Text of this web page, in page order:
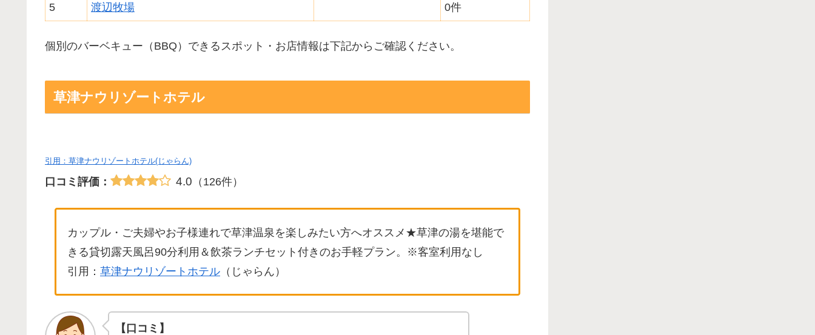
5 渡辺牧場 0件
個別のバーベキュー（BBQ）できるスポット・お店情報は下記からご確認ください。
草津ナウリゾートホテル
引用：草津ナウリゾートホテル(じゃらん)
口コミ評価： 4.0 （126件）
カップル・ご夫婦やお子様連れで草津温泉を楽しみたい方へオススメ★草津の湯を堪能で
きる貸切露天風呂90分利用＆飲茶ランチセット付きのお手軽プラン。※客室利用なし
引用： 草津ナウリゾートホテル （じゃらん）
【口コミ】